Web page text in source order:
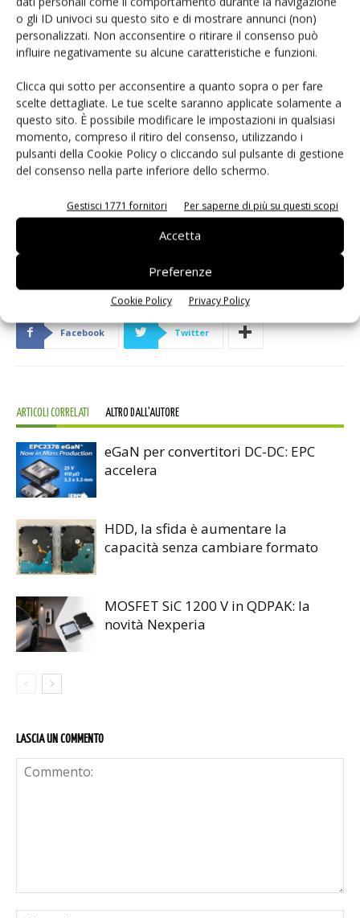
o gli ID univoci su questo sito e di mostrare annunci (non)
personalizzati. Non acconsentire o ritirare il consenso può
influire negativamente su alcune caratteristiche e funzioni.
Clicca qui sotto per acconsentire a quanto sopra o per fare
scelte dettagliate. Le tue scelte saranno applicate solamente a
questo sito. È possibile modificare le impostazioni in qualsiasi
momento, compreso il ritiro del consenso, utilizzando i
pulsanti della Cookie Policy o cliccando sul pulsante di gestione
del consenso nella parte inferiore dello schermo.
Gestisci 1771 fornitori Per saperne di più su questi scopi
Accetta
Preferenze
Cookie Policy Privacy Policy
cementante che, se sottoposto a riscaldamento, fa
sciogliere una speciale colla presente sulla sua superficie e
che, una volta fredda, blocca in maniera permanente le
spire. Italtras, avendo una vasta esperienza in
progettazione e ottimizzazione di trasformatori e avvolti in
genere, sia in bassa che in alta frequenza, è disponibile a
collaborare con i progettisti mettendo a disposizione le
proprie conoscenze. Tutta la produzione Italtras è
Facebook Twitter
ARTICOLI CORRELATI ALTRO DALL'AUTORE
eGaN per convertitori DC-DC: EPC
accelera
HDD, la sfida è aumentare la
capacità senza cambiare formato
MOSFET SiC 1200 V in QDPAK: la
novità Nexperia
LASCIA UN COMMENTO